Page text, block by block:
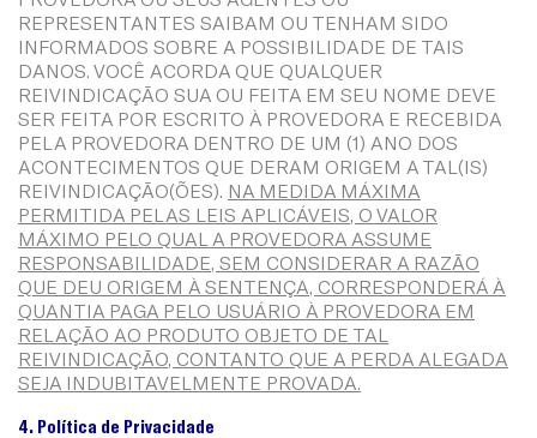
REPRESENTANTES SAIBAM OU TENHAM SIDO
INFORMADOS SOBRE A POSSIBILIDADE DE TAIS
DANOS. VOCÊ ACORDA QUE QUALQUER
REIVINDICAÇÃO SUA OU FEITA EM SEU NOME DEVE
SER FEITA POR ESCRITO À PROVEDORA E RECEBIDA
PELA PROVEDORA DENTRO DE UM (1) ANO DOS
ACONTECIMENTOS QUE DERAM ORIGEM A TAL(IS)
REIVINDICAÇÃO(ÕES). NA MEDIDA MÁXIMA
PERMITIDA PELAS LEIS APLICÁVEIS, O VALOR
MÁXIMO PELO QUAL A PROVEDORA ASSUME
RESPONSABILIDADE, SEM CONSIDERAR A RAZÃO
QUE DEU ORIGEM À SENTENÇA, CORRESPONDERÁ À
QUANTIA PAGA PELO USUÁRIO À PROVEDORA EM
RELAÇÃO AO PRODUTO OBJETO DE TAL
REIVINDICAÇÃO, CONTANTO QUE A PERDA ALEGADA
SEJA INDUBITAVELMENTE PROVADA.
4. Política de Privacidade